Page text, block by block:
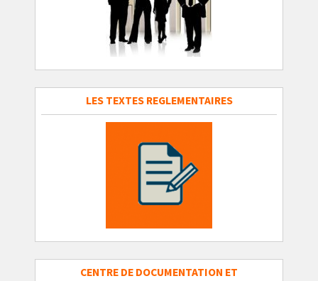
LES TEXTES REGLEMENTAIRES
CENTRE DE DOCUMENTATION ET